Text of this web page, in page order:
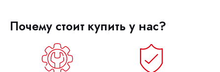
Почему стоит купить у нас?